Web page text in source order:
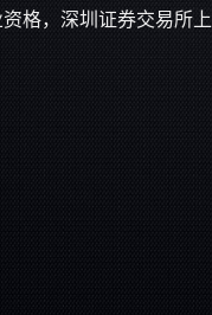
格，深圳证券交易所上